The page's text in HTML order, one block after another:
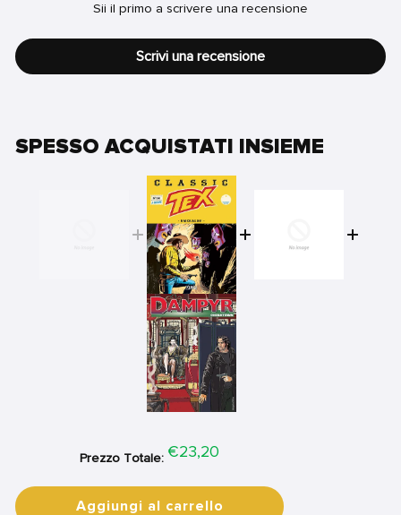
Sii il primo a scrivere una recensione
Scrivi una recensione
SPESSO ACQUISTATI INSIEME
Prezzo Totale: Price
€23,20
Aggiungi al carrello